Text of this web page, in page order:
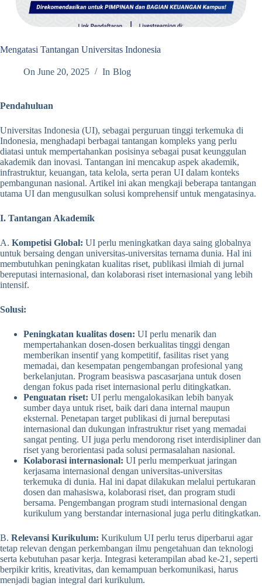
Mengatasi Tantangan Universitas Indonesia
On June 20, 2025 In Blog
Pendahuluan
Universitas Indonesia (UI), sebagai perguruan tinggi terkemuka di
Indonesia, menghadapi berbagai tantangan kompleks yang perlu
diatasi untuk mempertahankan posisinya sebagai pusat keunggulan
akademik dan inovasi. Tantangan ini mencakup aspek akademik,
infrastruktur, keuangan, tata kelola, serta peran UI dalam konteks
pembangunan nasional. Artikel ini akan mengkaji beberapa tantangan
utama UI dan mengusulkan solusi komprehensif untuk mengatasinya.
I. Tantangan Akademik
A. Kompetisi Global: UI perlu meningkatkan daya saing globalnya
untuk bersaing dengan universitas-universitas ternama dunia. Hal ini
membutuhkan peningkatan kualitas riset, publikasi ilmiah di jurnal
bereputasi internasional, dan kolaborasi riset internasional yang lebih
intensif.
Solusi:
Peningkatan kualitas dosen: UI perlu menarik dan
mempertahankan dosen-dosen berkualitas tinggi dengan
memberikan insentif yang kompetitif, fasilitas riset yang
memadai, dan kesempatan pengembangan profesional yang
berkelanjutan. Program beasiswa pascasarjana untuk dosen
dengan fokus pada riset internasional perlu ditingkatkan.
Penguatan riset: UI perlu mengalokasikan lebih banyak
sumber daya untuk riset, baik dari dana internal maupun
eksternal. Penetapan target publikasi di jurnal bereputasi
internasional dan dukungan infrastruktur riset yang memadai
sangat penting. UI juga perlu mendorong riset interdisipliner dan
riset yang berorientasi pada solusi permasalahan nasional.
Kolaborasi internasional: UI perlu memperkuat jaringan
kerjasama internasional dengan universitas-universitas
terkemuka di dunia. Hal ini dapat dilakukan melalui pertukaran
dosen dan mahasiswa, kolaborasi riset, dan program studi
bersama. Pengembangan program studi internasional dengan
kurikulum yang berstandar internasional juga perlu ditingkatkan.
B. Relevansi Kurikulum: Kurikulum UI perlu terus diperbarui agar
tetap relevan dengan perkembangan ilmu pengetahuan dan teknologi
serta kebutuhan pasar kerja. Integrasi keterampilan abad ke-21, seperti
berpikir kritis, kreativitas, dan kemampuan berkomunikasi, harus
menjadi bagian integral dari kurikulum.